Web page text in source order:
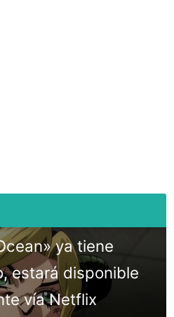
ya tiene
estará disponible
vía Netflix